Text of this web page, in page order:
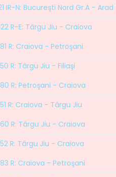
IR-N: Bucureşti Nord Gr.A - Arad
R-E: Târgu Jiu - Craiova
R: Craiova - Petroşani
R: Târgu Jiu - Filiaşi
R: Petroşani - Craiova
R: Craiova - Târgu Jiu
R: Târgu Jiu - Craiova
R: Târgu Jiu - Craiova
R: Craiova - Petroşani